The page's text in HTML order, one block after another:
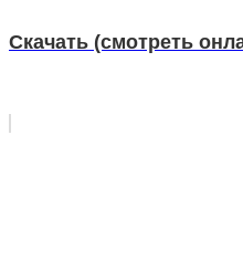
Скачать (смотреть